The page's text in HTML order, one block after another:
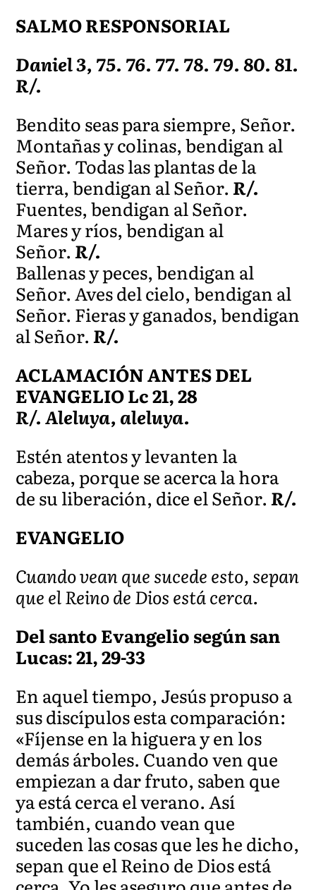
SALMO RESPONSORIAL
Daniel 3, 75. 76. 77. 78. 79. 80. 81.
R/.
Bendito seas para siempre, Señor.
Montañas y colinas, bendigan al
Señor. Todas las plantas de la
tierra, bendigan al Señor.R/.
Fuentes, bendigan al Señor.
Mares y ríos, bendigan al
Señor.R/.
Ballenas y peces, bendigan al
Señor. Aves del cielo, bendigan al
Señor. Fieras y ganados, bendigan
al Señor.R/.
ACLAMACIÓN ANTES DEL
EVANGELIO Lc 21, 28
R/. Aleluya, aleluya.
Estén atentos y levanten la
cabeza, porque se acerca la hora
de su liberación, dice el Señor.R/.
EVANGELIO
Cuando vean que sucede esto, sepan
que el Reino de Dios está cerca.
Del santo Evangelio según san
Lucas: 21, 29-33
En aquel tiempo, Jesús propuso a
sus discípulos esta comparación:
«Fíjense en la higuera y en los
demás árboles. Cuando ven que
empiezan a dar fruto, saben que
ya está cerca el verano. Así
también, cuando vean que
suceden las cosas que les he dicho,
sepan que el Reino de Dios está